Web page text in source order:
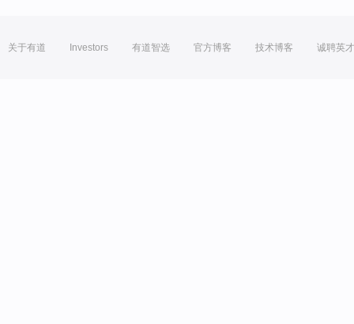
关于有道 Investors 有道智选 官方博客 技术博客 诚聘英才